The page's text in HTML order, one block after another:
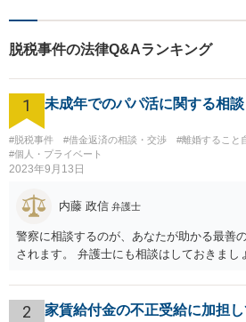
します。法律問題
い。
脱税事件の法律Q&Aランキング
1 未成年でのパパ活に関する相
#脱税事件 #借金返済の相談・交渉 #離婚すること
#個人・プライベート
2023年9月13日
内藤 政信 弁護士
警察に相談するのが、あなたが助かる最善
されます。 弁護士にも相談はしておきまし
2 家賃給付金の不正受給に加担し